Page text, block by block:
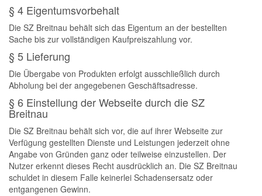
§ 4 Eigentumsvorbehalt
Die SZ Breitnau behält sich das Eigentum an der bestellten
Sache bis zur vollständigen Kaufpreiszahlung vor.
§ 5 Lieferung
Die Übergabe von Produkten erfolgt ausschließlich durch
Abholung bei der angegebenen Geschäftsadresse.
§ 6 Einstellung der Webseite durch die SZ
Breitnau
Die SZ Breitnau behält sich vor, die auf ihrer Webseite zur
Verfügung gestellten Dienste und Leistungen jederzeit ohne
Angabe von Gründen ganz oder teilweise einzustellen. Der
Nutzer erkennt dieses Recht ausdrücklich an. Die SZ Breitnau
schuldet in diesem Falle keinerlei Schadensersatz oder
entgangenen Gewinn.